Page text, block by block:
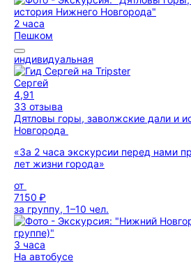
2 часа
Пешком
индивидуальная
Сергей
4,91
33 отзыва
Дятловы горы, заволжские дали и
Новгорода
«За 2 часа экскурсии перед нами
лет жизни города»
от
7150 ₽
за группу, 1–10 чел.
3 часа
На автобусе